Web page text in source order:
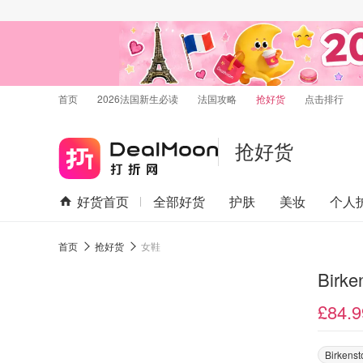
首页 2026法国新生必读 法国攻略 抢好货 点击排行
抢好货
好货首页 全部好货 护肤 美妆 个人
首页 抢好货 女鞋